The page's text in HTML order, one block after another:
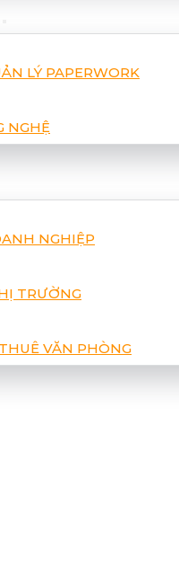
LÝ PAPERWORK
NGHỆ
NGHIỆP
TRƯỜNG
VĂN PHÒNG